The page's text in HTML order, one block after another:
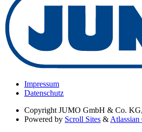
Impressum
Datenschutz
Copyright JUMO GmbH & Co.
Powered by Scroll Sites & Atlassian